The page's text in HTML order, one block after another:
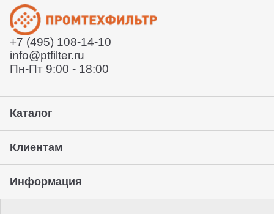
Отправит заказ курьерской службой или вы сможете
забрать его с нашего склада (самовывоз)
Предоставление гарантии, подписание закрывающих
документов
+7 (495) 108-14-10
info@ptfilter.ru
Пн-Пт 9:00 - 18:00
Каталог
Клиентам
Информация